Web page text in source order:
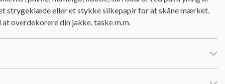
strygeklæde eller et stykke silkepapir for at skåne mærket.
overdekorere din jakke, taske m.m.